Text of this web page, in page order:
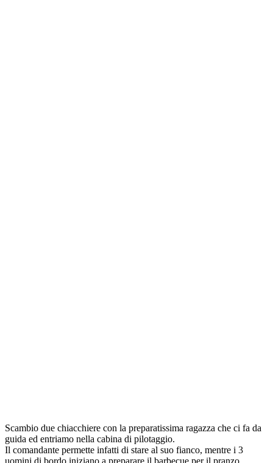
Scambio due chiacchiere con la preparatissima ragazza che ci fa da
guida ed entriamo nella cabina di pilotaggio.
Il comandante permette infatti di stare al suo fianco, mentre i 3
uomini di bordo iniziano a preparare il barbecue per il pranzo